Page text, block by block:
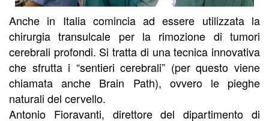
Anche in Italia comincia ad essere utilizzata la
chirurgia transulcale per la rimozione di tumori
cerebrali profondi. Si tratta di una tecnica innovativa
che sfrutta i “sentieri cerebrali” (per questo viene
chiamata anche Brain Path), ovvero le pieghe
naturali del cervello.
Antonio Fioravanti, direttore del dipartimento di